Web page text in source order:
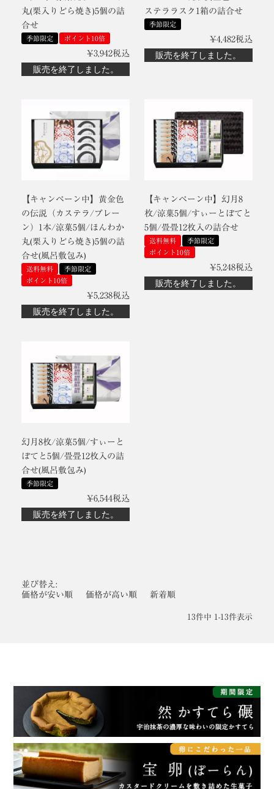
丸(栗入りどら焼き)5個の詰
合せ
季節限定 ポイント10倍
¥3,942税込
販売を終了しました。
ステララスク1箱の詰合せ
季節限定
¥4,482税込
販売を終了しました。
【キャンペーン中】黄金色
の伝説（カステラ/プレー
ン）1本/涼菓5個/ほんわか
丸(栗入りどら焼き)5個の詰
合せ(風呂敷包み)
送料無料
季節限定
ポイント10倍
¥5,238税込
販売を終了しました。
【キャンペーン中】幻月8
枚/涼菓5個/すぃーとぽてと
5個/畳畳12枚入の詰合せ
送料無料
季節限定
ポイント10倍
¥5,248税込
販売を終了しました。
幻月8枚/涼菓5個/すぃーと
ぽてと5個/畳畳12枚入の詰
合せ(風呂敷包み)
季節限定
¥6,544税込
販売を終了しました。
並び替え
価格が安い順
価格が高い順 新着順
13件中 1 -13件表示